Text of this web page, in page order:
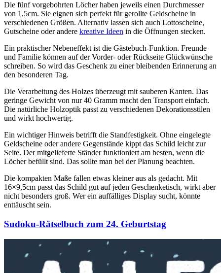
Die fünf vorgebohrten Löcher haben jeweils einen Durchmesser
von 1,5cm. Sie eignen sich perfekt für gerollte Geldscheine in
verschiedenen Größen. Alternativ lassen sich auch Lottoscheine,
Gutscheine oder andere kreative Ideen in die Öffnungen stecken.
Ein praktischer Nebeneffekt ist die Gästebuch-Funktion. Freunde
und Familie können auf der Vorder- oder Rückseite Glückwünsche
schreiben. So wird das Geschenk zu einer bleibenden Erinnerung an
den besonderen Tag.
Die Verarbeitung des Holzes überzeugt mit sauberen Kanten. Das
geringe Gewicht von nur 40 Gramm macht den Transport einfach.
Die natürliche Holzoptik passt zu verschiedenen Dekorationsstilen
und wirkt hochwertig.
Ein wichtiger Hinweis betrifft die Standfestigkeit. Ohne eingelegte
Geldscheine oder andere Gegenstände kippt das Schild leicht zur
Seite. Der mitgelieferte Ständer funktioniert am besten, wenn die
Löcher befüllt sind. Das sollte man bei der Planung beachten.
Die kompakten Maße fallen etwas kleiner aus als gedacht. Mit
16×9,5cm passt das Schild gut auf jeden Geschenketisch, wirkt aber
nicht besonders groß. Wer ein auffälliges Display sucht, könnte
enttäuscht sein.
Sudoku-Rätselbuch zum 24. Geburtstag